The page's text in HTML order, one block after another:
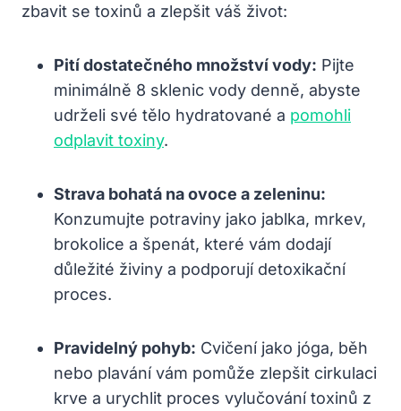
zbavit se toxinů a zlepšit váš život:
Pití dostatečného množství vody: Pijte
minimálně 8 sklenic vody denně, abyste
udrželi své tělo hydratované a pomohli
odplavit toxiny.
Strava bohatá na ovoce a zeleninu:
Konzumujte potraviny jako jablka, mrkev,
brokolice a špenát, které vám dodají
důležité živiny a podporují detoxikační
proces.
Pravidelný pohyb: Cvičení jako jóga, běh
nebo plavání vám pomůže zlepšit cirkulaci
krve a urychlit proces vylučování toxinů z